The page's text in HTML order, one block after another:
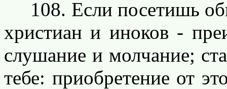
108. Если посетишь
христиан и иноков -
слушание и молчание;
тебе: приобретение от